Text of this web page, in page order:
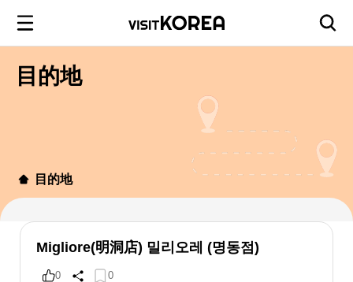
目的地
目的地
Migliore(明洞店) 밀리오레 (명동점)
0 0